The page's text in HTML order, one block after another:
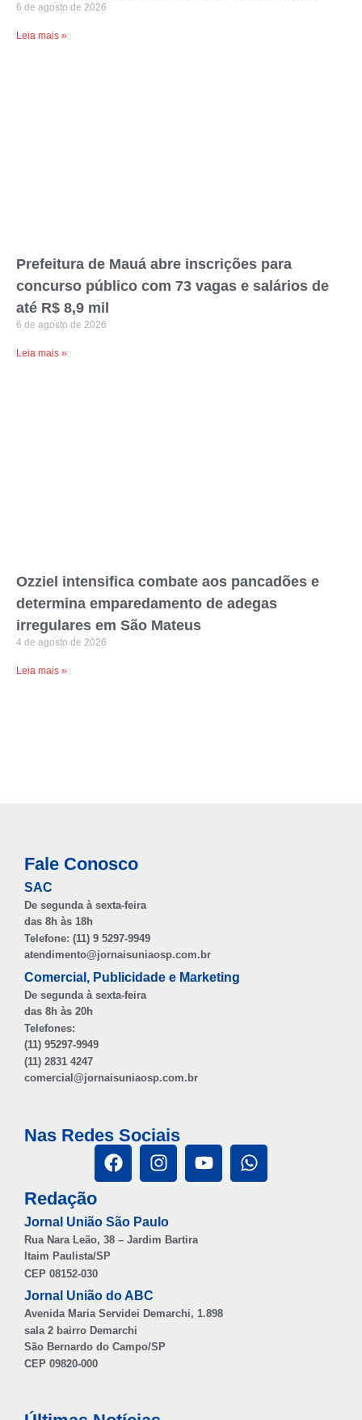
6 de agosto de 2026
Leia mais »
Prefeitura de Mauá abre inscrições para
concurso público com 73 vagas e salários de
até R$ 8,9 mil
6 de agosto de 2026
Leia mais »
Ozziel intensifica combate aos pancadões e
determina emparedamento de adegas
irregulares em São Mateus
4 de agosto de 2026
Leia mais »
Fale Conosco
SAC
De segunda à sexta-feira
das 8h às 18h
Telefone: (11) 9 5297-9949
atendimento@jornaisuniaosp.com.br
Comercial, Publicidade e Marketing
De segunda à sexta-feira
das 8h às 20h
Telefones:
(11) 95297-9949
(11) 2831 4247
comercial@jornaisuniaosp.com.br
Nas Redes Sociais
Redação
Jornal União São Paulo
Rua Nara Leão, 38 – Jardim Bartira
Itaim Paulista/SP
CEP 08152-030
Jornal União do ABC
Avenida Maria Servidei Demarchi, 1.898
sala 2 bairro Demarchi
São Bernardo do Campo/SP
CEP 09820-000